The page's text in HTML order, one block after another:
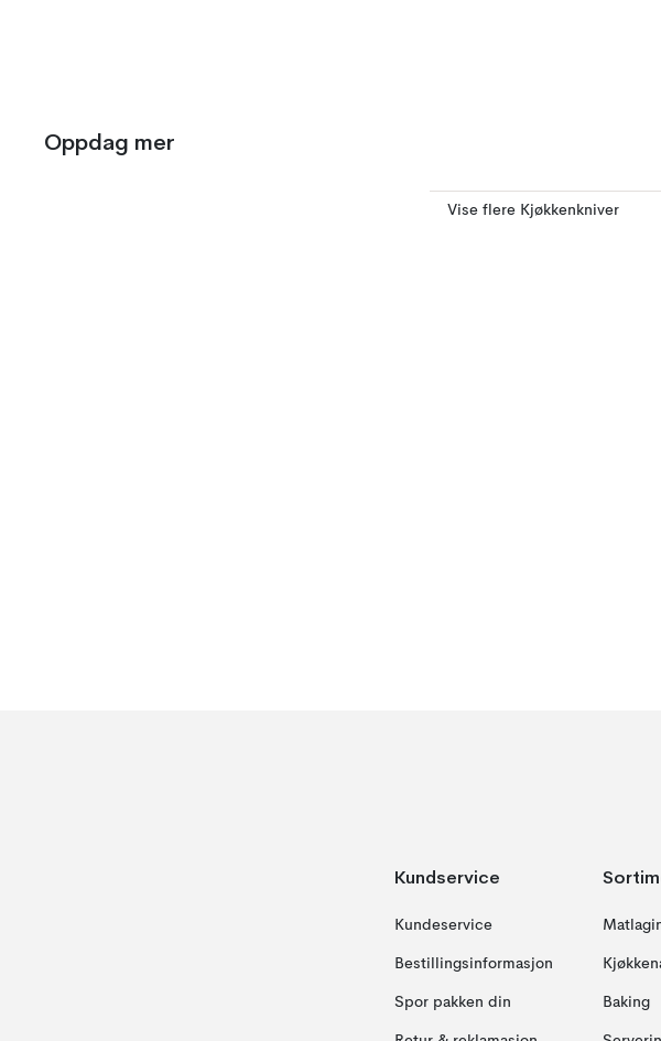
Oppdag mer
Vise flere Kjøkkenkniver
Kundservice
Kundeservice
Bestillingsinformasjon
Spor pakken din Baking